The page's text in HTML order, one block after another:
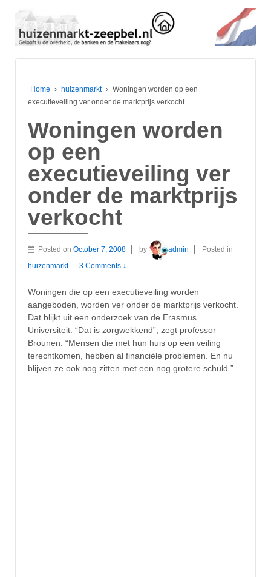
Home › huizenmarkt › Woningen worden op een
executieveiling ver onder de marktprijs verkocht
Woningen worden
op een
executieveiling ver
onder de marktprijs
verkocht
Posted on October 7, 2008 by admin
Posted in
huizenmarkt — 3 Comments ↓
Woningen die op een executieveiling worden
aangeboden, worden ver onder de marktprijs verkocht.
Dat blijkt uit een onderzoek van de Erasmus
Universiteit. “Dat is zorgwekkend”, zegt professor
Brounen. “Mensen die met hun huis op een veiling
terechtkomen, hebben al financiële problemen. En nu
blijven ze ook nog zitten met een nog grotere schuld.”